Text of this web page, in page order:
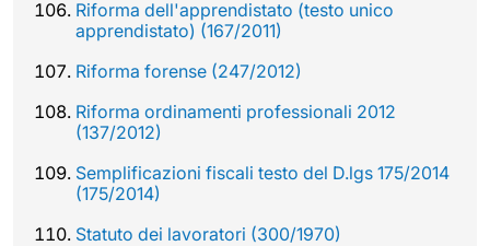
Riforma dell'apprendistato (testo unico
apprendistato) (167/2011)
Riforma forense (247/2012)
Riforma ordinamenti professionali 2012
(137/2012)
Semplificazioni fiscali testo del D.lgs 175/2014
(175/2014)
Statuto dei lavoratori (300/1970)